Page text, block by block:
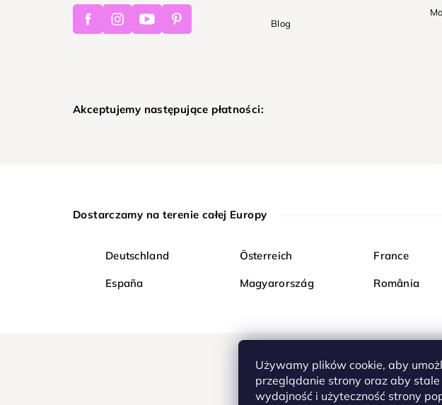
Używamy plików cookie, aby
przeglądanie strony oraz aby
wydajność i użyteczność strony
FacebookInstagramYoutubePinterest
Blog
Akceptujemy następujące płatności:
Dostarczamy na terenie całej Europy
Deutschland Österreich France
España Magyarország România